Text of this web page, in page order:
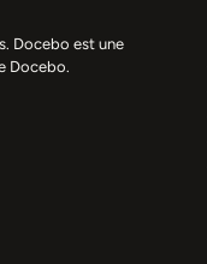
Docebo est une
Docebo.